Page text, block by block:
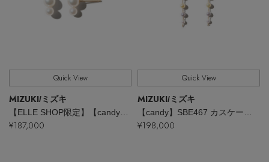
Quick View
MIZUKI/ミズキ
¥187,000
Quick View
MIZUKI/ミズキ
¥198,000